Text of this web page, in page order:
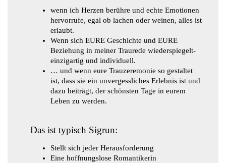
wenn ich Herzen berühre und echte Emotionen
hervorrufe, egal ob lachen oder weinen, alles ist
erlaubt.
Wenn sich EURE Geschichte und EURE
Beziehung in meiner Traurede wiederspiegelt-
einzigartig und individuell.
… und wenn eure Trauzeremonie so gestaltet
ist, dass sie ein unvergessliches Erlebnis ist und
dazu beiträgt, der schönsten Tage in eurem
Leben zu werden.
Das ist typisch Sigrun:
Stellt sich jeder Herausforderung
Eine hoffnungslose Romantikerin